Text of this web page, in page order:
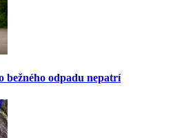
bežného odpadu nepatrí